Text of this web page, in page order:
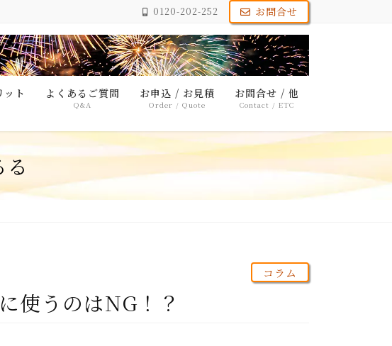
0120-202-252 お問合せ
ット よくあるご質問
Q&A
お申込 / お見積
Order / Quote
お問合せ / 他
Contact / ETC
コラム
使うのはNG！？